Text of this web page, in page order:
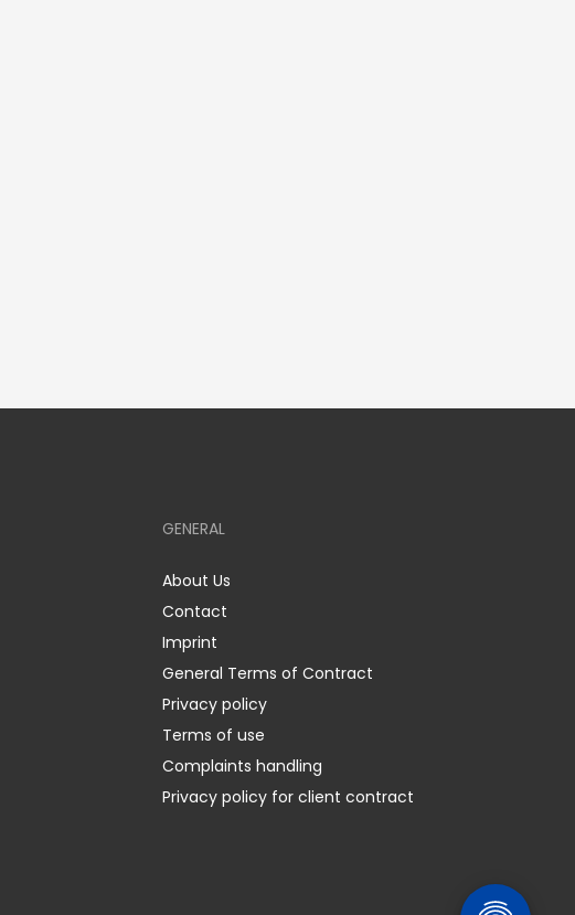
GENERAL
About Us
Contact
Imprint
General Terms of Contract
Privacy policy
Terms of use
Complaints handling
Privacy policy for client contract